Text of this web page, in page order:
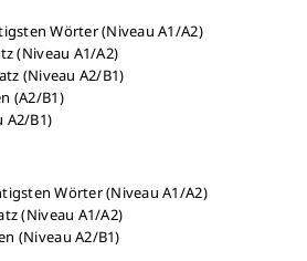
Wörter (Niveau A1/A2)
(Niveau A1/A2)
(Niveau A2/B1)
(A2/B1)
A2/B1)
Wörter (Niveau A1/A2)
(Niveau A1/A2)
(Niveau A2/B1)